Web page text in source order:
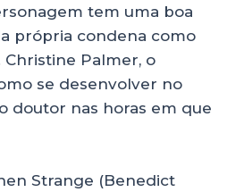
tem uma boa
própria condena como
Christine Palmer, o
se desenvolver no
doutor nas horas em que